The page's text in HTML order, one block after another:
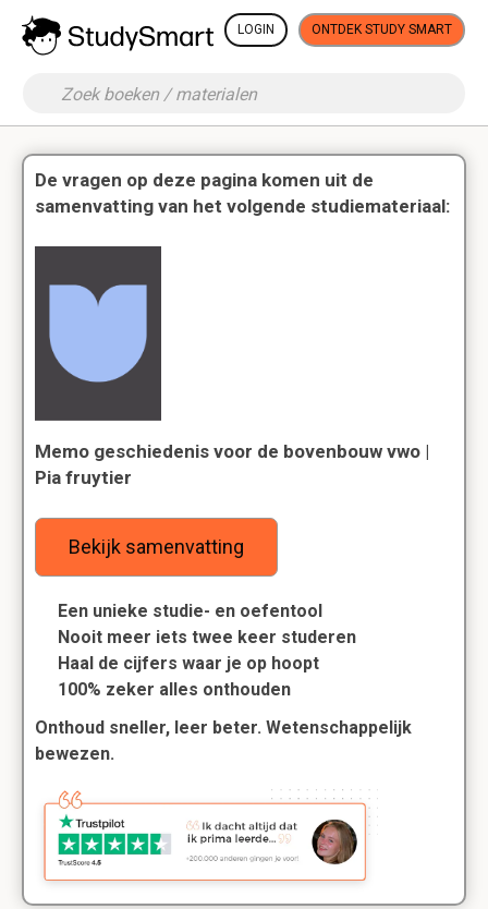
LOGIN ONTDEK STUDY SMART
De vragen op deze pagina komen uit de
samenvatting van het volgende studiemateriaal:
Memo geschiedenis voor de bovenbouw vwo |
Pia fruytier
Bekijk samenvatting
Een unieke studie- en oefentool
Nooit meer iets twee keer studeren
Haal de cijfers waar je op hoopt
100% zeker alles onthouden
Onthoud sneller, leer beter. Wetenschappelijk
bewezen.